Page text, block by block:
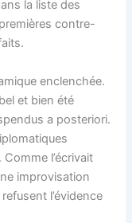
la liste des
contre-
enclenchée.
et bien été
a posteriori.
l’écrivait
improvisation
l’évidence